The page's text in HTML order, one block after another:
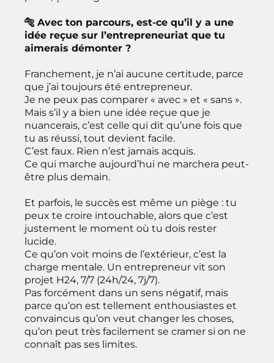
🐅 Avec ton parcours, est-ce qu’il y a une
idée reçue sur l’entrepreneuriat que tu
aimerais démonter ?
Franchement, je n’ai aucune certitude, parce
que j’ai toujours été entrepreneur.
Je ne peux pas comparer « avec » et « sans ».
Mais s’il y a bien une idée reçue que je
nuancerais, c’est celle qui dit qu’une fois que
tu as réussi, tout devient facile.
C’est faux. Rien n’est jamais acquis.
Ce qui marche aujourd’hui ne marchera peut-
être plus demain.
Et parfois, le succès est même un piège : tu
peux te croire intouchable, alors que c’est
justement le moment où tu dois rester
lucide.
Ce qu’on voit moins de l’extérieur, c’est la
charge mentale. Un entrepreneur vit son
projet H24, 7/7 (24h/24, 7j/7).
Pas forcément dans un sens négatif, mais
parce qu’on est tellement enthousiastes et
convaincus qu’on veut changer les choses,
qu’on peut très facilement se cramer si on ne
connaît pas ses limites.